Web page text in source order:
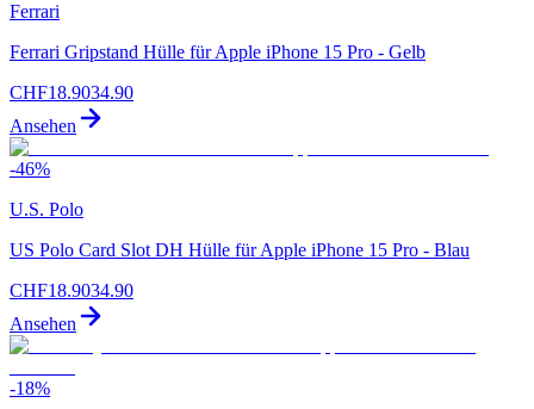
Ferrari
Ferrari Gripstand Hülle für Apple iPhone 15 Pro - Gelb
CHF18.9034.90
Ansehen
-46%
U.S. Polo
US Polo Card Slot DH Hülle für Apple iPhone 15 Pro - Blau
CHF18.9034.90
Ansehen
-18%